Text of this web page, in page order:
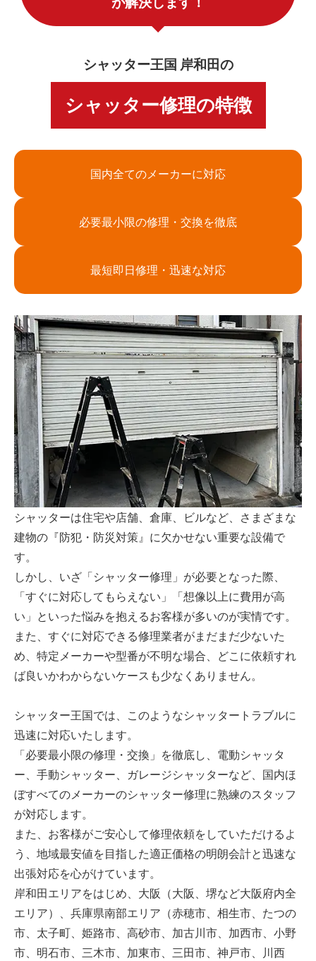
シャッター王国 岸和田の
シャッター修理の特徴
国内全てのメーカーに対応
必要最小限の修理・交換を徹底
最短即日修理・迅速な対応
シャッターは住宅や店舗、倉庫、ビルなど、さまざまな
建物の『防犯・防災対策』に欠かせない重要な設備で
す。
しかし、いざ「シャッター修理」が必要となった際、
「すぐに対応してもらえない」「想像以上に費用が高
い」といった悩みを抱えるお客様が多いのが実情です。
また、すぐに対応できる修理業者がまだまだ少ないた
め、特定メーカーや型番が不明な場合、どこに依頼すれ
ば良いかわからないケースも少なくありません。
シャッター王国では、このようなシャッタートラブルに
迅速に対応いたします。
「必要最小限の修理・交換」を徹底し、電動シャッタ
ー、手動シャッター、ガレージシャッターなど、国内ほ
ぼすべてのメーカーのシャッター修理に熟練のスタッフ
が対応します。
また、お客様がご安心して修理依頼をしていただけるよ
う、地域最安値を目指した適正価格の明朗会計と迅速な
出張対応を心がけています。
岸和田エリアをはじめ、大阪（大阪、堺など大阪府内全
エリア）、兵庫県南部エリア（赤穂市、相生市、たつの
市、太子町、姫路市、高砂市、加古川市、加西市、小野
市、明石市、三木市、加東市、三田市、神戸市、川西